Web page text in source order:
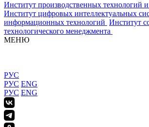
Институт производственных технологий
Институт цифровых интеллектуальных
информационных технологий Институт
технологического менеджмента
МЕНЮ
РУС
РУС ENG
РУС ENG